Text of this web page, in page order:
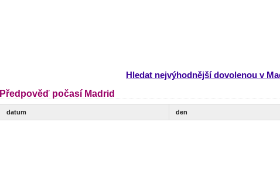
Hledat nejvýhodnější dovolenou v
Předpověď počasí Madrid
datum den